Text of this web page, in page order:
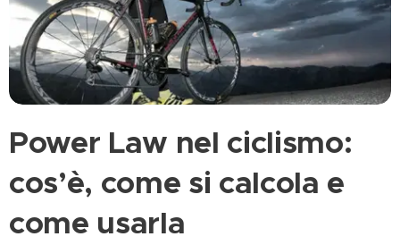
Power Law nel ciclismo:
cos’è, come si calcola e
come usarla